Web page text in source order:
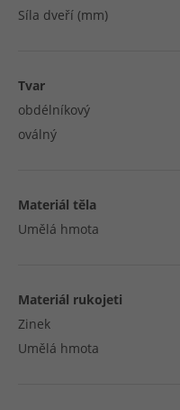
Síla dveří (mm)
Tvar
obdélníkový
oválný
Materiál těla
Umělá hmota
Materiál rukojeti
Zinek
Umělá hmota